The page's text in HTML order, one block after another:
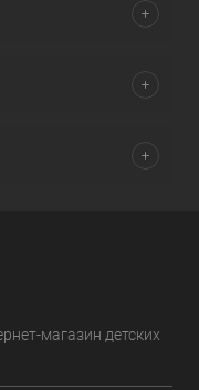
магазин детских